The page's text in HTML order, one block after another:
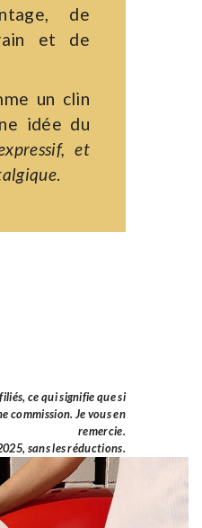
de
et de
un clin
idée du
et
.
ce qui signifie que si
commission. Je vous en
remercie.
sans les réductions.